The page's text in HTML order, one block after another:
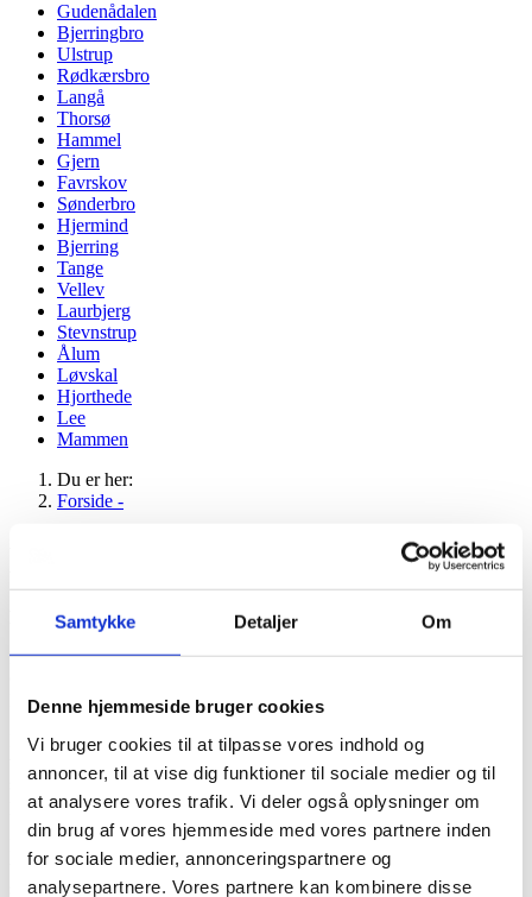
Samtykke Detaljer Om
Denne hjemmeside bruger cookies
Vi bruger cookies til at tilpasse vores indhold og
annoncer, til at vise dig funktioner til sociale medier og til
at analysere vores trafik. Vi deler også oplysninger om
din brug af vores hjemmeside med vores partnere inden
for sociale medier, annonceringspartnere og
analysepartnere. Vores partnere kan kombinere disse
Gudenådalen
Bjerringbro
Ulstrup
Rødkærsbro
Langå
Thorsø
Hammel
Gjern
Favrskov
Sønderbro
Hjermind
Bjerring
Tange
Vellev
Laurbjerg
Stevnstrup
Ålum
Løvskal
Hjorthede
Lee
Mammen
Du er her:
Forside -
Besøgos i Gudenådalens Begravelsesforretning, Løvskal
Du finder Evan, Britta, Per og Christina, der tilsammen udgør
Bjerringbro, ikke langt fra Løvskal.
Hvis du har spørgsmål i forbindelse med et dødsfald, er du meget
velkommen til at kigge indenfor. Vi er altid parat til en uforpligtende
snak om, hvad vi kan tilbyde inden for begravelse, bisættelse,
praktisk hjælp i forbindelse med dødsfaldet mv.
Du er naturligvis også velkommen til at ringe til os – vi besvarer
telefonen hele døgnet og ser frem til at hjælpe dig med at gøre den
sidste afsked til en smuk og mindeværdig højtidelighed.